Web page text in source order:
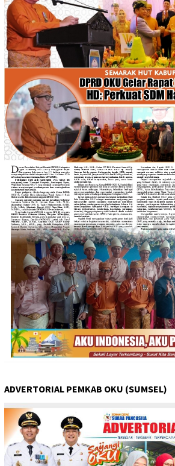
ADVERTORIAL PEMKAB OKU (SUMSEL)